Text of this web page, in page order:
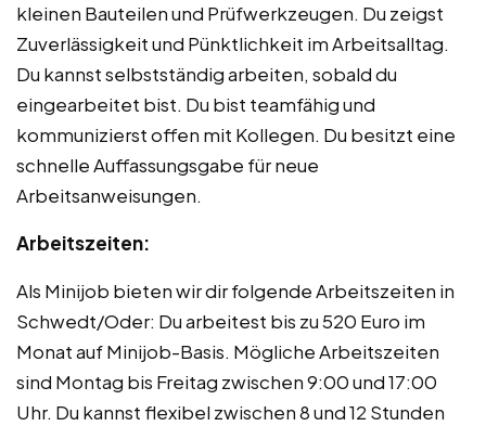
kleinen Bauteilen und Prüfwerkzeugen. Du zeigst
Zuverlässigkeit und Pünktlichkeit im Arbeitsalltag.
Du kannst selbstständig arbeiten, sobald du
eingearbeitet bist. Du bist teamfähig und
kommunizierst offen mit Kollegen. Du besitzt eine
schnelle Auffassungsgabe für neue
Arbeitsanweisungen.
Arbeitszeiten:
Als Minijob bieten wir dir folgende Arbeitszeiten in
Schwedt/Oder: Du arbeitest bis zu 520 Euro im
Monat auf Minijob-Basis. Mögliche Arbeitszeiten
sind Montag bis Freitag zwischen 9:00 und 17:00
Uhr. Du kannst flexibel zwischen 8 und 12 Stunden